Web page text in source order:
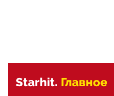
Starhit. Главное